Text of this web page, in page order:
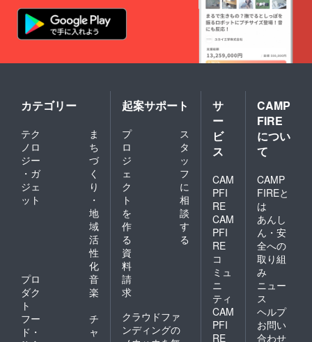
カテゴリー
テク
ノロ
ジー
・ガ
ジェ
ット
ま
ち
づ
く
り
・
地
域
活
性
化
プロ
ダク
ト
音
楽
フー
ド・
チ
ャ
起案サポート
プ
ロ
ジ
ェ
ク
ト
を
作
る
ス
タ
ッ
フ
に
相
談
す
る
資
料
請
求
クラウドファ
ンディングの
サ
ー
ビ
ス
CAM
PFI
RE
CAM
PFI
RE
コ
ミュ
ニ
ティ
CAM
PFI
RE
CAMP
FIRE
につい
て
CAMP
FIREと
は
あんし
ん・安
全への
取り組
み
ニュー
ス
ヘルプ
お問い
合わせ